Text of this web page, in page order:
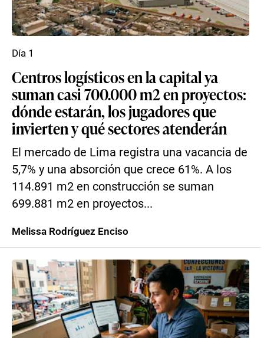
Centros logísticos en la capital ya
suman casi 700.000 m2 en proyectos:
dónde estarán, los jugadores que
invierten y qué sectores atenderán
El mercado de Lima registra una vacancia de
5,7% y una absorción que crece 61%. A los
114.891 m2 en construcción se suman
699.881 m2 en proyectos...
Día 1
Melissa Rodríguez Enciso